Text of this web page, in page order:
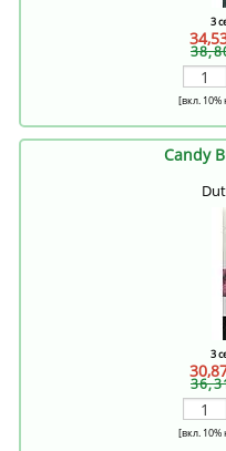
3
[вкл. 10%
Candy
3
[вкл. 10%